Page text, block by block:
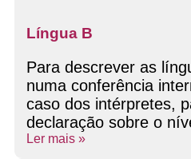
Língua B
Para descrever as
numa conferência
caso dos intérpretes,
declaração sobre o
Ler mais »